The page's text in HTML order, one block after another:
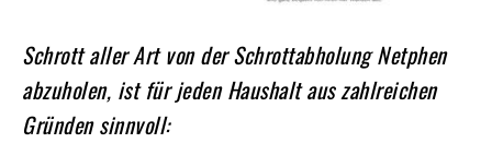
Schrott aller Art von der Schrottabholung Netphen
abzuholen, ist für jeden Haushalt aus zahlreichen
Gründen sinnvoll: